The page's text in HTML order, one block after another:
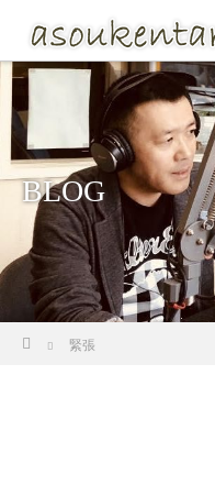
BLOG
ホーム
緊張